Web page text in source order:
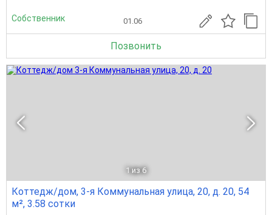
Собственник 01.06
Позвонить
1 из 6
Коттедж/дом, 3-я Коммунальная улица, 20, д. 20, 54
м², 3.58 сотки